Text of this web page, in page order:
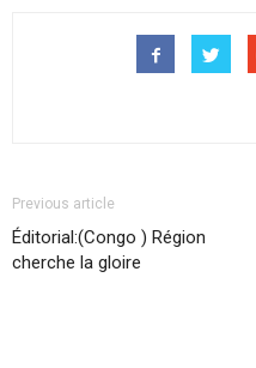
Previous article
Éditorial:(Congo ) Région
cherche la gloire